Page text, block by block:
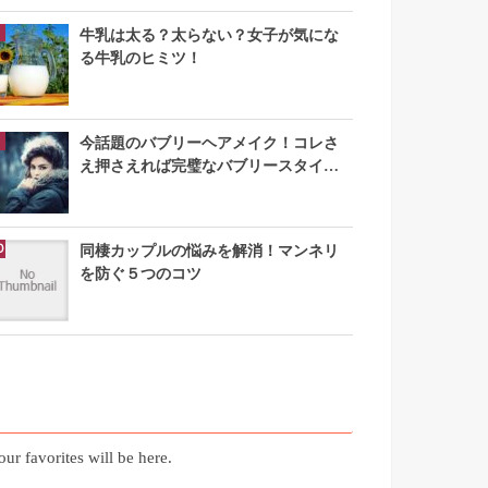
牛乳は太る？太らない？女子が気にな
る牛乳のヒミツ！
今話題のバブリーヘアメイク！コレさ
え押さえれば完璧なバブリースタイル
同棲カップルの悩みを解消！マンネリ
を防ぐ５つのコツ
favorites will be here.